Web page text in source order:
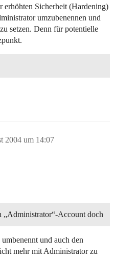
Sicherheit (Hardening)
umzubenennen und
setzen. Denn für potentielle
2004 um 14:07
„Administrator“-Account doch
und auch den
mehr mit Administrator zu